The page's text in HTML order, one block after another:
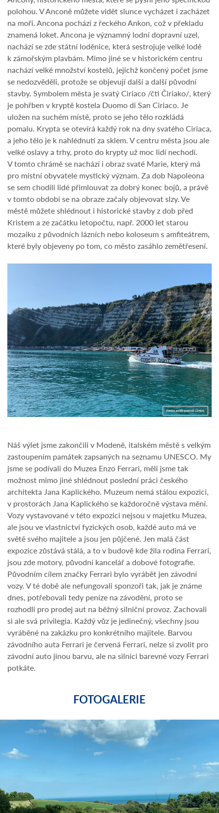
polohou. V Anconě můžete vidět slunce vycházet i zacházet
na moři. Ancona pochází z řeckého Ankon, což v překladu
znamená loket. Ancona je významný lodní dopravní uzel,
nachází se zde státní loděnice, která sestrojuje velké lodě
k zámořským plavbám. Mimo jiné se v historickém centru
nachází velké množství kostelů, jejichž končený počet jsme
se nedozvěděli, protože se objevují další a další původní
stavby. Symbolem města je svatý Ciriaco /čti Čiriako/, který
je pohřben v kryptě kostela Duomo di San Ciriaco. Je
uložen na suchém místě, proto se jeho tělo rozkládá
pomalu. Krypta se otevírá každý rok na dny svatého Ciriaca,
a jeho tělo je k nahlédnutí za sklem. V centru města jsou ale
velké oslavy a trhy, proto do krypty už moc lidí nechodí.
V tomto chrámě se nachází i obraz svaté Marie, který má
pro místní obyvatele mystický význam. Za dob Napoleona
se sem chodili lidé přimlouvat za dobrý konec bojů, a právě
v tomto období se na obraze začaly objevovat slzy. Ve
městě můžete shlédnout i historické stavby z dob před
Kristem a ze začátku letopočtu, např. 2000 let starou
mozaiku z původních lázních nebo koloseum s amfiteátrem,
které byly objeveny po tom, co město zasáhlo zemětřesení.
Náš výlet jsme zakončili v Modeně, italském městě s velkým
zastoupením památek zapsaných na seznamu UNESCO. My
jsme se podívali do Muzea Enzo Ferrari, měli jsme tak
možnost mimo jiné shlédnout poslední práci českého
architekta Jana Kaplického. Muzeum nemá stálou expozici,
v prostorách Jana Kaplického se každoročně výstava mění.
Vozy vystavované v této expozici nejsou v majetku Muzea,
ale jsou ve vlastnictví fyzických osob, každé auto má ve
světě svého majitele a jsou jen půjčené. Jen malá část
expozice zůstává stálá, a to v budově kde žila rodina Ferrari,
jsou zde motory, původní kancelář a dobové fotografie.
Původním cílem značky Ferrari bylo vyrábět jen závodní
vozy. V té době ale nefungovali sponzoři tak, jak je známe
dnes, potřebovali tedy peníze na závodění, proto se
rozhodli pro prodej aut na běžný silniční provoz. Zachovali
si ale svá privilegia. Každý vůz je jedinečný, všechny jsou
vyráběné na zakázku pro konkrétního majitele. Barvou
závodního auta Ferrari je červená Ferrari, nelze si zvolit pro
závodní auto jinou barvu, ale na silnici barevné vozy Ferrari
potkáte.
FOTOGALERIE